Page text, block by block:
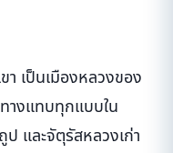
า เป็นเมืองหลวงของ
ทางแทบทุกแบบใน
และจัตุรัสหลวงเก่า